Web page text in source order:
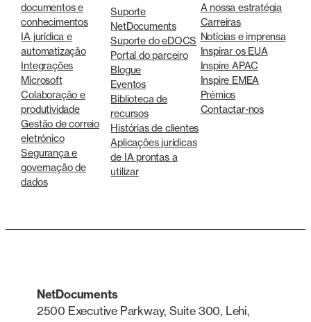
documentos e
conhecimentos
IA jurídica e
automatização
Integrações
Microsoft
Colaboração e
produtividade
Gestão de correio
eletrónico
Segurança e
governação de
dados
Suporte
NetDocuments
Suporte do eDOCS
Portal do parceiro
Blogue
Eventos
Biblioteca de
recursos
Histórias de clientes
Aplicações jurídicas
de IA prontas a
utilizar
A nossa estratégia
Carreiras
Notícias e imprensa
Inspirar os EUA
Inspire APAC
Inspire EMEA
Prémios
Contactar-nos
NetDocuments
2500 Executive Parkway, Suite 300, Lehi,